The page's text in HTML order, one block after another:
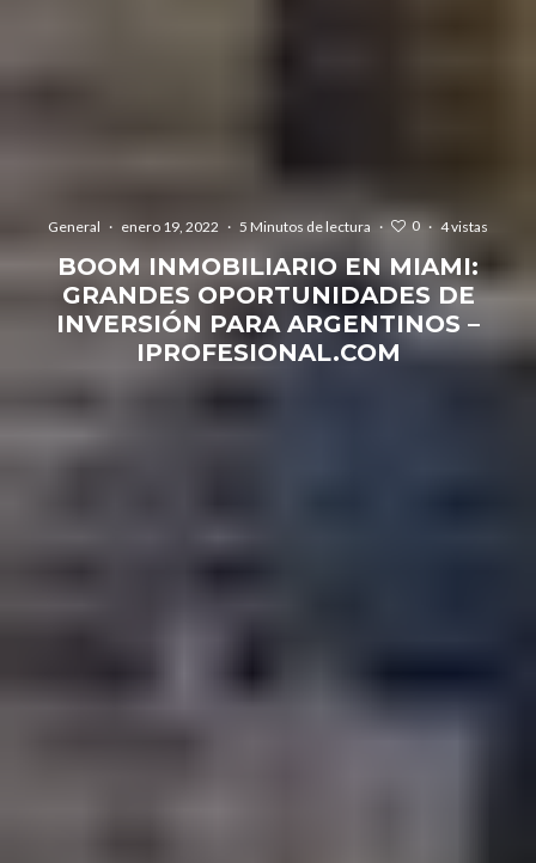
General · enero 19, 2022 · 5 Minutos de lectura · 0 · 4 vistas
BOOM INMOBILIARIO EN MIAMI:
GRANDES OPORTUNIDADES DE
INVERSIÓN PARA ARGENTINOS –
IPROFESIONAL.COM